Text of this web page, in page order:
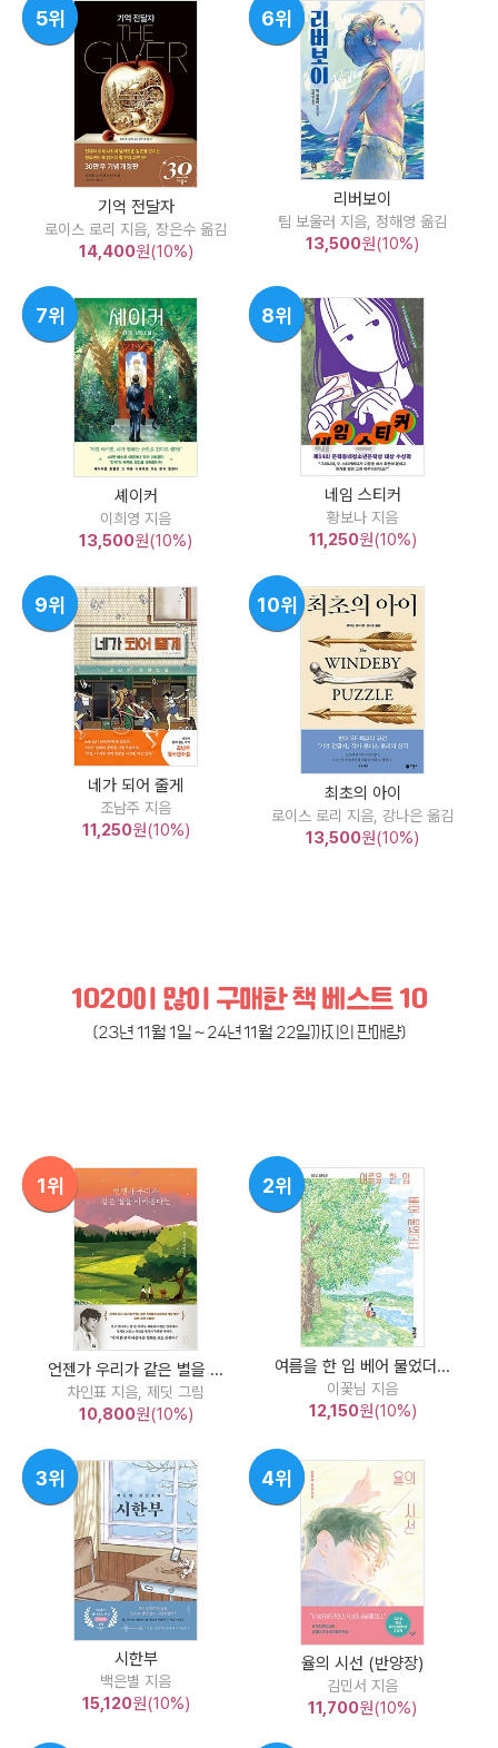
5위
기억 전달자
로이스 로리 지음, 장은수 옮김
14,400원(10%)
6위
리버보이
팀 보울러 지음, 정해영 옮김
13,500원(10%)
7위
셰이커
이희영 지음
13,500원(10%)
8위
네임 스티커
황보나 지음
11,250원(10%)
9위
네가 되어 줄게
조남주 지음
11,250원(10%)
10위
최초의 아이
로이스 로리 지음, 강나은 옮김
13,500원(10%)
1020이 많이 구매한 책 베스트 10
(23년 11월 1일 ~ 24년 11월 22일까지의 판매량)
1위
언젠가 우리가 같은 별을 ...
차인표 지음, 제딧 그림
10,800원(10%)
2위
여름을 한 입 베어 물었더...
이꽃님 지음
12,150원(10%)
3위
시한부
백은별 지음
15,120원(10%)
4위
율의 시선 (반양장)
김민서 지음
11,700원(10%)